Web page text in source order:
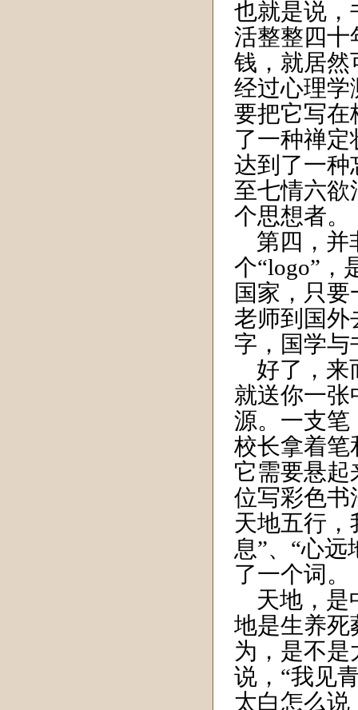
也就是说，
活整整四十
钱，就居然
经过心理学
要把它写在
了一种禅
达到了一种
至七情六欲
个思想者。
第四，并
个“logo”，
国家，只
老师到国外
字，国学与
好了，来
就送你一张
源。一支笔
校长拿着笔
它需要悬起
位写彩色
天地五行，
息”、“心远
了一个词。
天地，是
地是生养死
为，是不
说，“我见
太白怎么说